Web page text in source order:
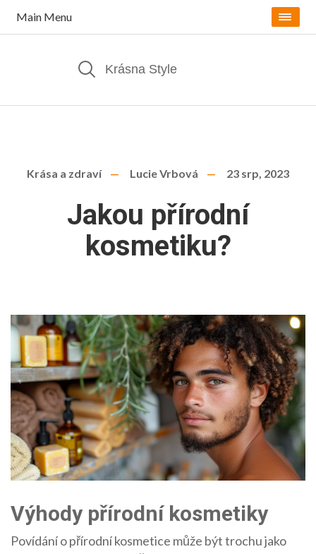
Main Menu
Krása a zdraví Lucie Vrbová 23 srp, 2023
Jakou přírodní
kosmetiku?
Výhody přírodní kosmetiky
Povídání o přírodní kosmetice může být trochu jako